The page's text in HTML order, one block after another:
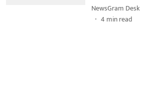
NewsGram Desk
4 min read